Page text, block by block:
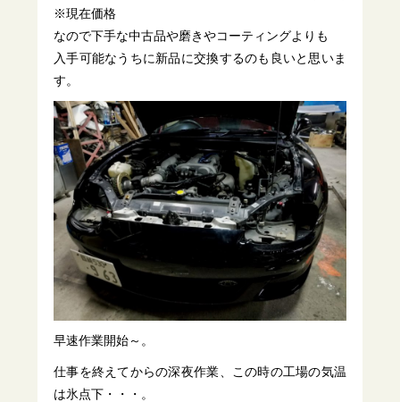
※現在価格
なので下手な中古品や磨きやコーティングよりも
入手可能なうちに新品に交換するのも良いと思いま
す。
早速作業開始～。
仕事を終えてからの深夜作業、この時の工場の気温
は氷点下・・・。